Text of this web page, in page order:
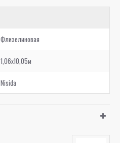
Флизелиновая
1,06x10,05м
Nisida